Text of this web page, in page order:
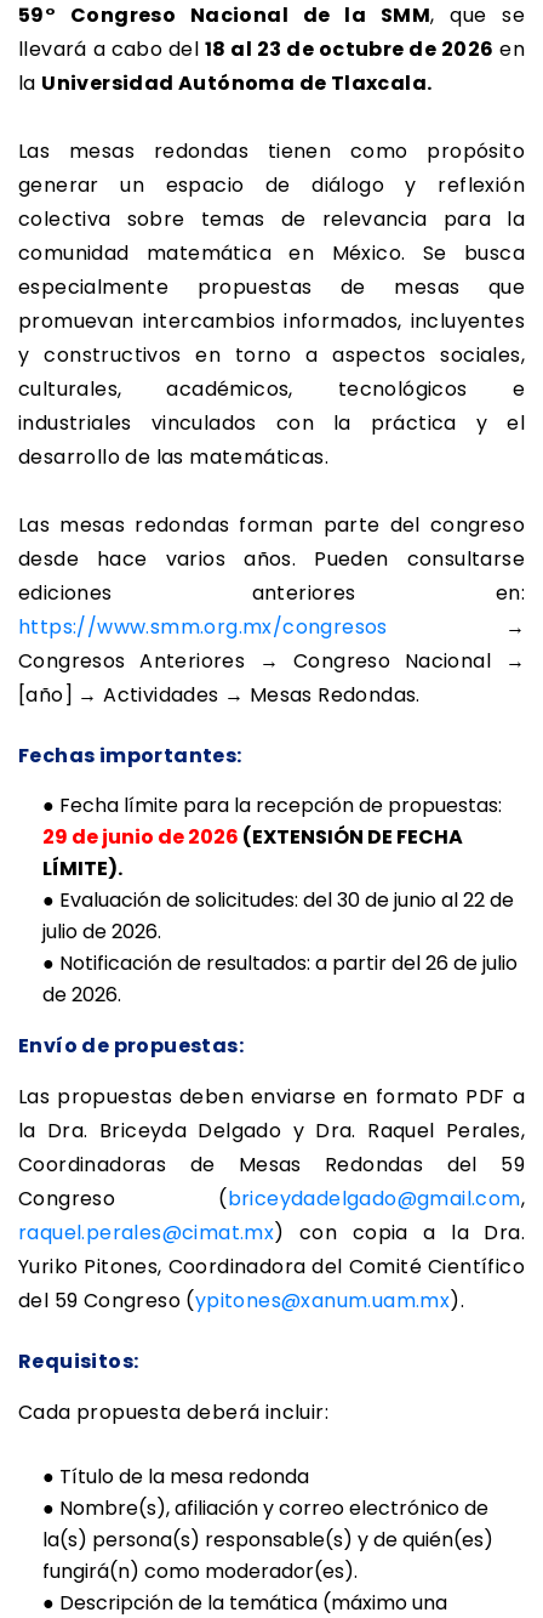
59° Congreso Nacional de la SMM, que se
llevará a cabo del 18 al 23 de octubre de 2026 en
la Universidad Autónoma de Tlaxcala.
Las mesas redondas tienen como propósito
generar un espacio de diálogo y reflexión
colectiva sobre temas de relevancia para la
comunidad matemática en México. Se busca
especialmente propuestas de mesas que
promuevan intercambios informados, incluyentes
y constructivos en torno a aspectos sociales,
culturales, académicos, tecnológicos e
industriales vinculados con la práctica y el
desarrollo de las matemáticas.
Las mesas redondas forman parte del congreso
desde hace varios años. Pueden consultarse
ediciones anteriores en:
https://www.smm.org.mx/congresos →
Congresos Anteriores → Congreso Nacional →
[año] → Actividades → Mesas Redondas.
Fechas importantes:
● Fecha límite para la recepción de propuestas:
29 de junio de 2026 (EXTENSIÓN DE FECHA
LÍMITE).
● Evaluación de solicitudes: del 30 de junio al 22 de
julio de 2026.
● Notificación de resultados: a partir del 26 de julio
de 2026.
Envío de propuestas:
Las propuestas deben enviarse en formato PDF a
la Dra. Briceyda Delgado y Dra. Raquel Perales,
Coordinadoras de Mesas Redondas del 59
Congreso (briceydadelgado@gmail.com,
raquel.perales@cimat.mx) con copia a la Dra.
Yuriko Pitones, Coordinadora del Comité Científico
del 59 Congreso (ypitones@xanum.uam.mx).
Requisitos:
Cada propuesta deberá incluir:
● Título de la mesa redonda
● Nombre(s), afiliación y correo electrónico de
la(s) persona(s) responsable(s) y de quién(es)
fungirá(n) como moderador(es).
● Descripción de la temática (máximo una